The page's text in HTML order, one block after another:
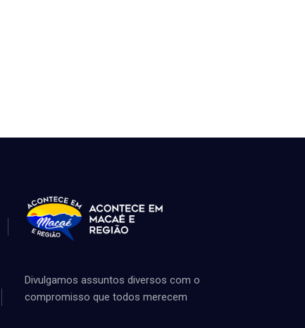
Divulgamos assuntos diversos com o
compromisso que todos merecem